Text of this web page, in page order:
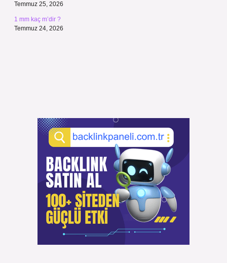
Temmuz 25, 2026
1 mm kaç m’dir ?
Temmuz 24, 2026